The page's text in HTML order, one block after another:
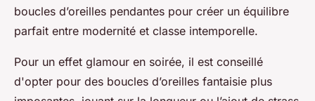
boucles d’oreilles pendantes pour créer un équilibre
parfait entre modernité et classe intemporelle.
Pour un effet glamour en soirée, il est conseillé
d'opter pour des boucles d’oreilles fantaisie plus